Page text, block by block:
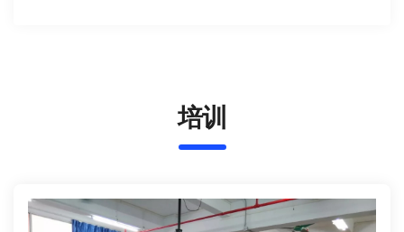
培训